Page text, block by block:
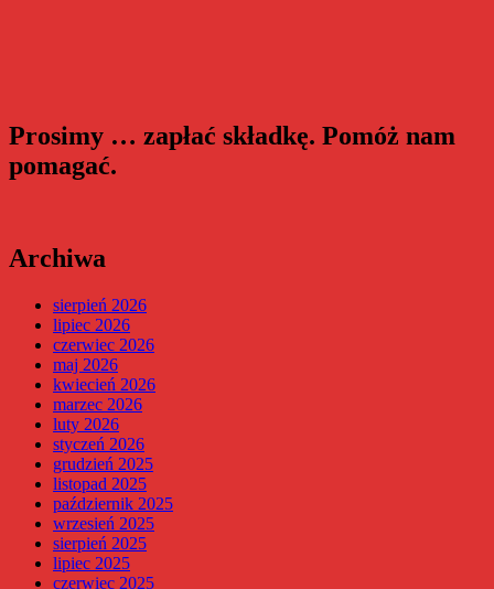
Prosimy … zapłać składkę. Pomóż nam
pomagać.
Archiwa
sierpień 2026
lipiec 2026
czerwiec 2026
maj 2026
kwiecień 2026
marzec 2026
luty 2026
styczeń 2026
grudzień 2025
listopad 2025
październik 2025
wrzesień 2025
sierpień 2025
lipiec 2025
czerwiec 2025